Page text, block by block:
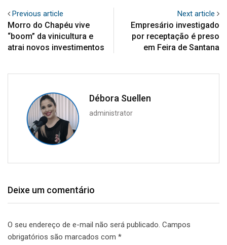
Previous article
Morro do Chapéu vive
“boom” da vinicultura e
atrai novos investimentos
Next article
Empresário investigado
por receptação é preso
em Feira de Santana
Débora Suellen
administrator
Deixe um comentário
O seu endereço de e-mail não será publicado. Campos
obrigatórios são marcados com *